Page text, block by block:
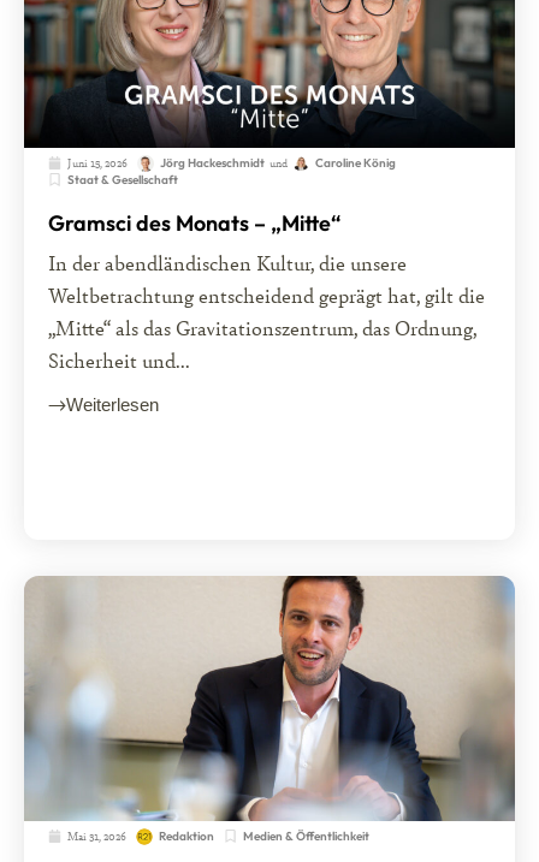
Juni 15, 2026 Jörg Hackeschmidt und
Caroline König
Staat & Gesellschaft
Gramsci des Monats – „Mitte“
In der abendländischen Kultur, die unsere
Weltbetrachtung entscheidend geprägt hat, gilt die
„Mitte“ als das Gravitationszentrum, das Ordnung,
Sicherheit und...
Weiterlesen
Mai 31, 2026 Redaktion Medien & Öffentlichkeit